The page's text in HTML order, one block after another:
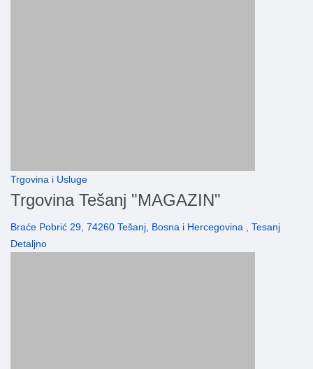
Trgovina i Usluge
Trgovina Tešanj "MAGAZIN"
Braće Pobrić 29, 74260 Tešanj, Bosna i Hercegovina , Tesanj
Detaljno